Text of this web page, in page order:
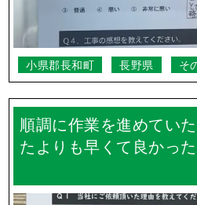
小県郡長和町 長野県 そ
順調に作業を進めてい
たよりも早くて良かった